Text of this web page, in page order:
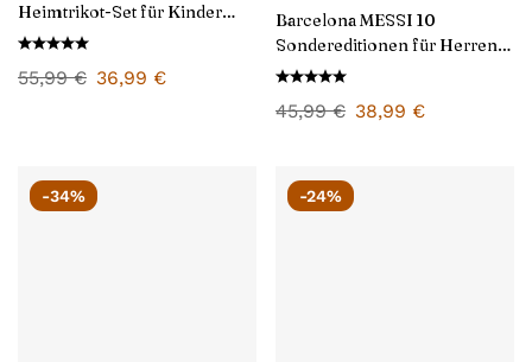
Heimtrikot-Set für Kinder
2024/25
55,99€ 36,99 €
Barcelona MESSI 10
Sondereditionen für Herren
2025/26 – Fan Version
45,99€ 38,99 €
-34% -24%